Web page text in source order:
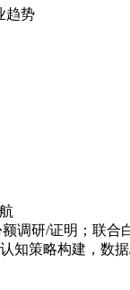
趋势
调研/证明；联合
知策略构建，数